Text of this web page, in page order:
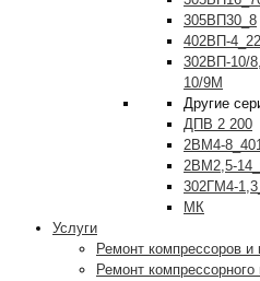
305ВП30_8
402ВП-
302ВП-10/
10/9М
Другие
ДПВ 2 200
2ВМ4-
2ВМ2,5-
302ГМ4-
МК
Услуги
Ремонт компрессоров и
Ремонт компрессорного